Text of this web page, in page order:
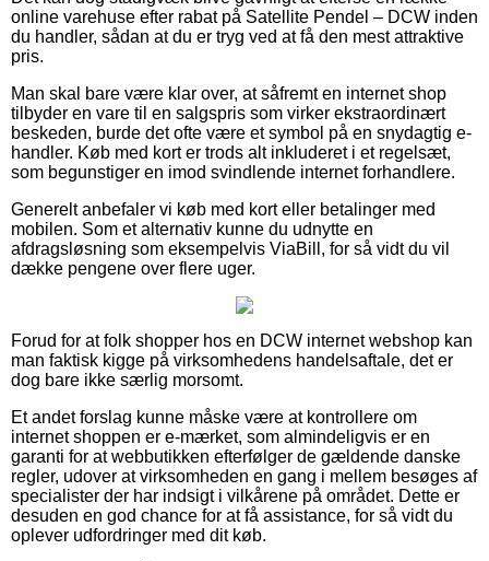
online varehuse efter rabat på Satellite Pendel – DCW inden
du handler, sådan at du er tryg ved at få den mest attraktive
pris.
Man skal bare være klar over, at såfremt en internet shop
tilbyder en vare til en salgspris som virker ekstraordinært
beskeden, burde det ofte være et symbol på en snydagtig e-
handler. Køb med kort er trods alt inkluderet i et regelsæt,
som begunstiger en imod svindlende internet forhandlere.
Generelt anbefaler vi køb med kort eller betalinger med
mobilen. Som et alternativ kunne du udnytte en
afdragsløsning som eksempelvis ViaBill, for så vidt du vil
dække pengene over flere uger.
Forud for at folk shopper hos en DCW internet webshop kan
man faktisk kigge på virksomhedens handelsaftale, det er
dog bare ikke særlig morsomt.
Et andet forslag kunne måske være at kontrollere om
internet shoppen er e-mærket, som almindeligvis er en
garanti for at webbutikken efterfølger de gældende danske
regler, udover at virksomheden en gang i mellem besøges af
specialister der har indsigt i vilkårene på området. Dette er
desuden en god chance for at få assistance, for så vidt du
oplever udfordringer med dit køb.